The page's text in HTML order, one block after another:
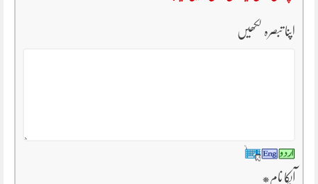
اپنا تبصرہ لکھیں
آپکا نام*